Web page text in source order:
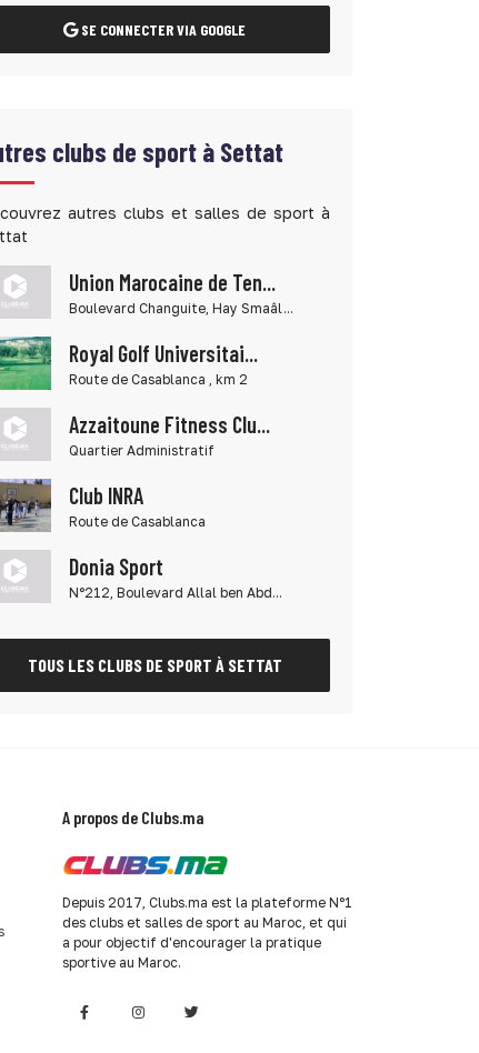
SE CONNECTER VIA GOOGLE
clubs de sport à Settat
autres clubs et salles de sport à
Union Marocaine de Ten...
Boulevard Changuite, Hay Smaâl...
Royal Golf Universitai...
Route de Casablanca , km 2
Azzaitoune Fitness Clu...
Quartier Administratif
Club INRA
Route de Casablanca
Donia Sport
N°212, Boulevard Allal ben Abd...
TOUS LES CLUBS DE SPORT À SETTAT
A propos de Clubs.ma
Depuis 2017, Clubs.ma est la plateforme N°1
des clubs et salles de sport au Maroc, et qui
a pour objectif d'encourager la pratique
sportive au Maroc.